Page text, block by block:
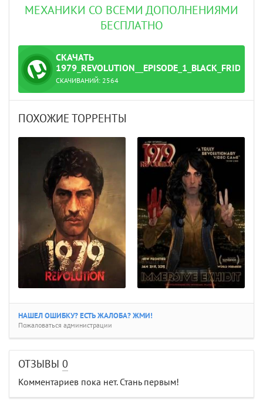
МЕХАНИКИ СО ВСЕМИ ДОПОЛНЕНИЯМИ
БЕСПЛАТНО
СКАЧАТЬ
ТОРРЕНТ
СКАЧИВАНИЙ: 2564
ПОХОЖИЕ ТОРРЕНТЫ
НАШЕЛ ОШИБКУ? ЕСТЬ ЖАЛОБА? ЖМИ!
Пожаловаться администрации
ОТЗЫВЫ 0
Комментариев пока нет. Стань первым!